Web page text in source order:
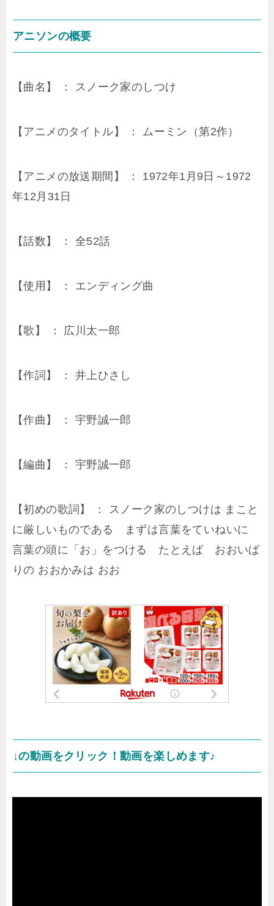
アニソンの概要
【曲名】 ： スノーク家のしつけ
【アニメのタイトル】 ： ムーミン（第2作）
【アニメの放送期間】 ： 1972年1月9日～1972
年12月31日
【話数】 ： 全52話
【使用】 ： エンディング曲
【歌】 ： 広川太一郎
【作詞】 ： 井上ひさし
【作曲】 ： 宇野誠一郎
【編曲】 ： 宇野誠一郎
【初めの歌詞】 ： スノーク家のしつけは まこと
に厳しいものである まずは言葉をていねいに
言葉の頭に「お」をつける たとえば おおいば
りの おおかみは おお
↓の動画をクリック！動画を楽しめます♪